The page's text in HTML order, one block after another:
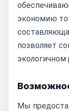
экономию
позволяет
Мы